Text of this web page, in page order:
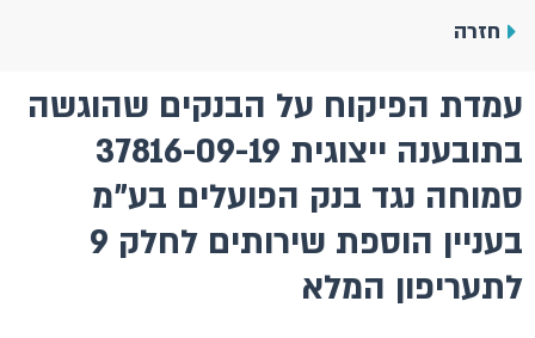
חזרה
עמדת הפיקוח על הבנקים שהוגשה
בתובענה ייצוגית 37816-09-19
סמוחה נגד בנק הפועלים בע"מ
בעניין הוספת שירותים לחלק 9
לתעריפון המלא